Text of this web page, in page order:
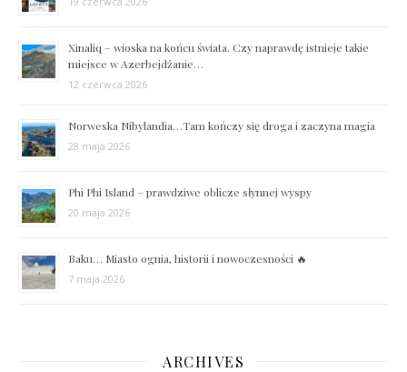
Xinaliq – wioska na końcu świata. Czy naprawdę istnieje takie
miejsce w Azerbejdżanie…
12 czerwca 2026
Norweska Nibylandia…Tam kończy się droga i zaczyna magia
28 maja 2026
Phi Phi Island – prawdziwe oblicze słynnej wyspy
20 maja 2026
Baku… Miasto ognia, historii i nowoczesności 🔥
7 maja 2026
ARCHIVES